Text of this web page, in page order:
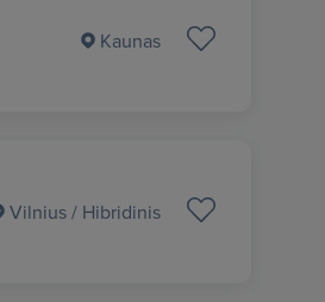
Kaunas
Vilnius/ Hibridinis